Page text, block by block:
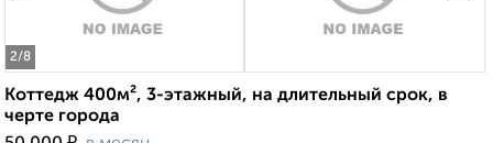
2/8
Коттедж 400м², 3-этажный, на длительный срок, в
черте города